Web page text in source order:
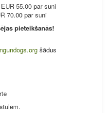
55.00 par suni
70.00 par suni
pieteikšanās!
šādus